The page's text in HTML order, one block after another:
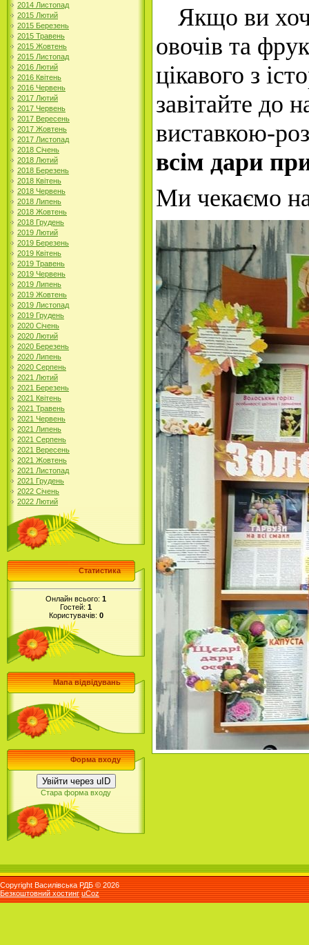
2014 Листопад
2015 Лютий
2015 Березень
2015 Травень
2015 Жовтень
2015 Листопад
2016 Лютий
2016 Квітень
2016 Червень
2017 Лютий
2017 Червень
2017 Вересень
2017 Жовтень
2017 Листопад
2018 Січень
2018 Лютий
2018 Березень
2018 Квітень
2018 Червень
2018 Липень
2018 Жовтень
2018 Грудень
2019 Лютий
2019 Березень
2019 Квітень
2019 Травень
2019 Червень
2019 Липень
2019 Жовтень
2019 Листопад
2019 Грудень
2020 Січень
2020 Лютий
2020 Березень
2020 Липень
2020 Серпень
2021 Лютий
2021 Березень
2021 Квітень
2021 Травень
2021 Червень
2021 Липень
2021 Серпень
2021 Вересень
2021 Жовтень
2021 Листопад
2021 Грудень
2022 Січень
2022 Лютий
Статистика
Онлайн всього: 1
Гостей: 1
Користувачів: 0
Мапа відвідувань
Форма входу
Увійти через uID
Стара форма входу
Якщо ви
овочів та
цікавого з
завітайте до
виставкою-
всім дари
Ми чекаємо
Copyright Василівська РДБ © 2026
Безкоштовний хостинг uCoz